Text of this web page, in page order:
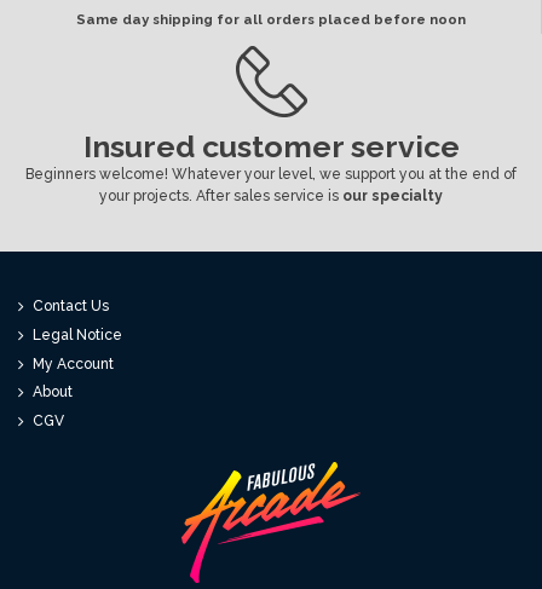
Same day shipping for all orders placed before noon
Insured customer service
Beginners welcome! Whatever your level, we support you at the end of
your projects. After sales service is our specialty
Contact Us
Legal Notice
My Account
About
CGV